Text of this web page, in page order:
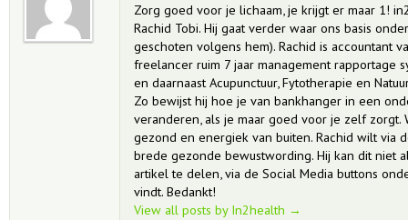
Zorg goed voor je lichaam, je krijgt er maar 1!
Rachid Tobi. Hij gaat verder waar ons basis
geschoten volgens hem). Rachid is accountant
freelancer ruim 7 jaar management rapportage
en daarnaast Acupunctuur, Fytotherapie en
Zo bewijst hij hoe je van bankhanger in een
veranderen, als je maar goed voor je zelf zorgt.
gezond en energiek van buiten. Rachid wilt via
brede gezonde bewustwording. Hij kan dit niet
artikel te delen, via de Social Media buttons
vindt. Bedankt!
View all posts by In2health →